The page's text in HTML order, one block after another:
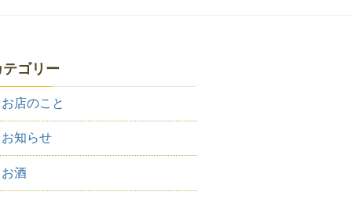
テゴリー
お店のこと
お知らせ
お酒